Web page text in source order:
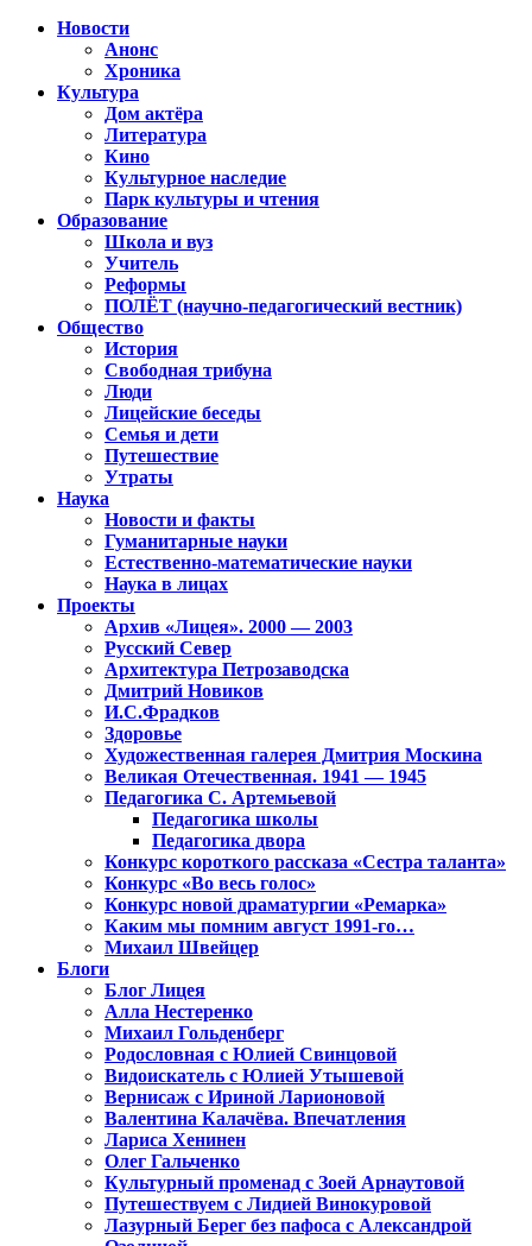
Новости
Анонс
Хроника
Культура
Дом актёра
Литература
Кино
Культурное наследие
Парк культуры и чтения
Образование
Школа и вуз
Учитель
Реформы
ПОЛЁТ (научно-педагогический вестник)
Общество
История
Свободная трибуна
Люди
Лицейские беседы
Семья и дети
Путешествие
Утраты
Наука
Новости и факты
Гуманитарные науки
Естественно-математические науки
Наука в лицах
Проекты
Архив «Лицея». 2000 — 2003
Русский Север
Архитектура Петрозаводска
Дмитрий Новиков
И.С.Фрадков
Здоровье
Художественная галерея Дмитрия Москина
Великая Отечественная. 1941 — 1945
Педагогика С. Артемьевой
Педагогика школы
Педагогика двора
Конкурс короткого рассказа «Сестра таланта»
Конкурс «Во весь голос»
Конкурс новой драматургии «Ремарка»
Каким мы помним август 1991-го…
Михаил Швейцер
Блоги
Блог Лицея
Алла Нестеренко
Михаил Гольденберг
Родословная с Юлией Свинцовой
Видоискатель с Юлией Утышевой
Вернисаж с Ириной Ларионовой
Валентина Калачёва. Впечатления
Лариса Хенинен
Олег Гальченко
Культурный променад с Зоей Арнаутовой
Путешествуем с Лидией Винокуровой
Лазурный Берег без пафоса с Александрой